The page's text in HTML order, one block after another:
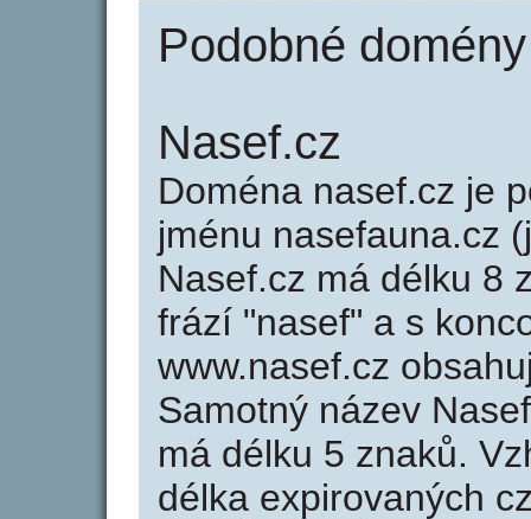
Podobné
Nasef.cz
Doména nasef.cz je
jménu nasefauna.cz
Nasef.cz má délku 8
frází "nasef" a s
www.nasef.cz
Samotný název
má délku 5 znaků.
délka expirovaných